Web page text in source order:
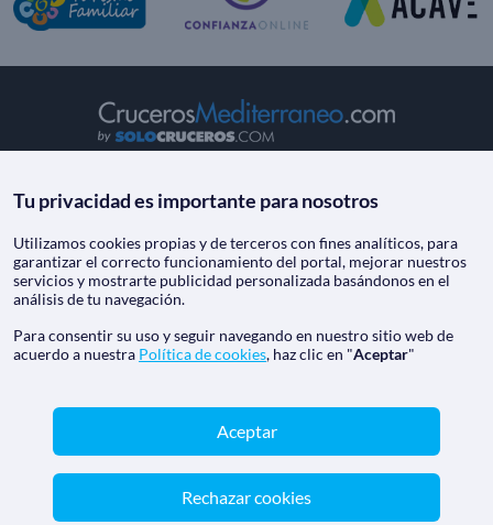
número de autorización GC 001818
Marca registrada de Aethalia Viajes y Cruceros S.L. C.I.F.
© 2026 CrucerosMediterraneo.com
Reservados todos los derechos.
Tu privacidad es importante para nosotros
Utilizamos cookies propias y de terceros con fines analíticos, para
garantizar el correcto funcionamiento del portal, mejorar nuestros
servicios y mostrarte publicidad personalizada basándonos en el
análisis de tu navegación.
Para consentir su uso y seguir navegando en nuestro sitio web de
acuerdo a nuestra Política de cookies, haz clic en "Aceptar"
Aceptar
Rechazar cookies